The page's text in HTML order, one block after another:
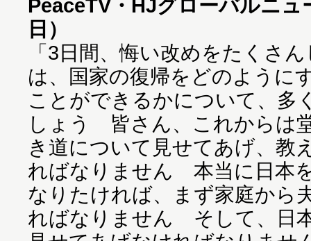
PeaceTV・HJグローバルニュ
日）
「3日間、悔い改めをたくさ
は、国家の復帰をどのように
ことができるかについて、多
しょう 皆さん、これからは
き道について見せてあげ、教
ればなりません 本当に日本
なりたければ、まず家庭から
ればなりません そして、日